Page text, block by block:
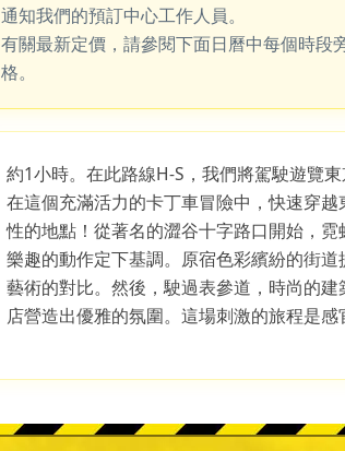
通知我們的預訂中心工作人員。
有關最新定價，請參閱下面日曆中每個時段
格。
約1小時。在此路線H-S，我們將駕駛遊覽東
在這個充滿活力的卡丁車冒險中，快速穿越
性的地點！從著名的澀谷十字路口開始，霓
樂趣的動作定下基調。原宿色彩繽紛的街道
藝術的對比。然後，駛過表參道，時尚的建
店營造出優雅的氛圍。這場刺激的旅程是感